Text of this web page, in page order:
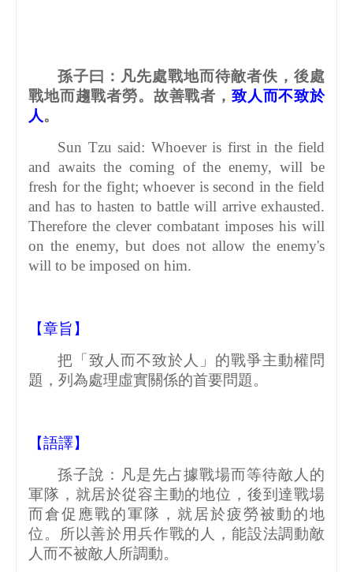
孫子曰：凡先處戰地而待敵者佚，後處
戰地而趨戰者勞。故善戰者， 致人而不致於
人 。
Sun Tzu said: Whoever is first in the field
and awaits the coming of the enemy, will be
fresh for the fight; whoever is second in the field
and has to hasten to battle will arrive exhausted.
Therefore the clever combatant imposes his will
on the enemy, but does not allow the enemy's
will to be imposed on him.
【章旨】
把「致人而不致於人」的戰爭主動權問
題，列為處理虛實關係的首要問題。
【語譯】
孫子說：凡是先占據戰場而等待敵人的
軍隊，就居於從容主動的地位，後到達戰場
而倉促應戰的軍隊，就居於疲勞被動的地
位。所以善於用兵作戰的人，能設法調動敵
人而不被敵人所調動。